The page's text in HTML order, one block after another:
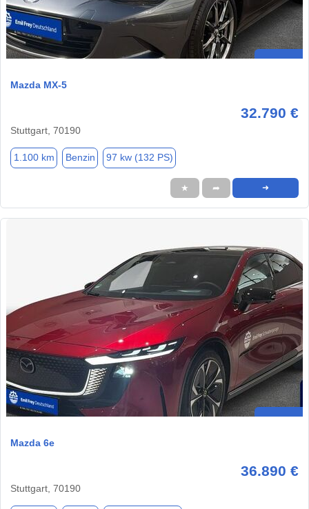
Mazda MX-5
32.790 €
Stuttgart, 70190
1.100 km Benzin 97 kw (132 PS)
★ ➦ ➜
Mazda 6e
36.890 €
Stuttgart, 70190